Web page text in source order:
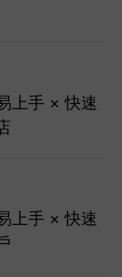
上手 × 快速
上手 × 快速